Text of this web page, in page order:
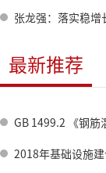
张龙强：落实稳增长方案 稳定发展预期 促进钢铁
最新推荐
GB 1499.2 《钢筋混凝土用
2018年基础设施